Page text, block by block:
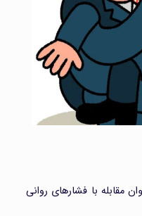
مقابله با فشارهای روانی